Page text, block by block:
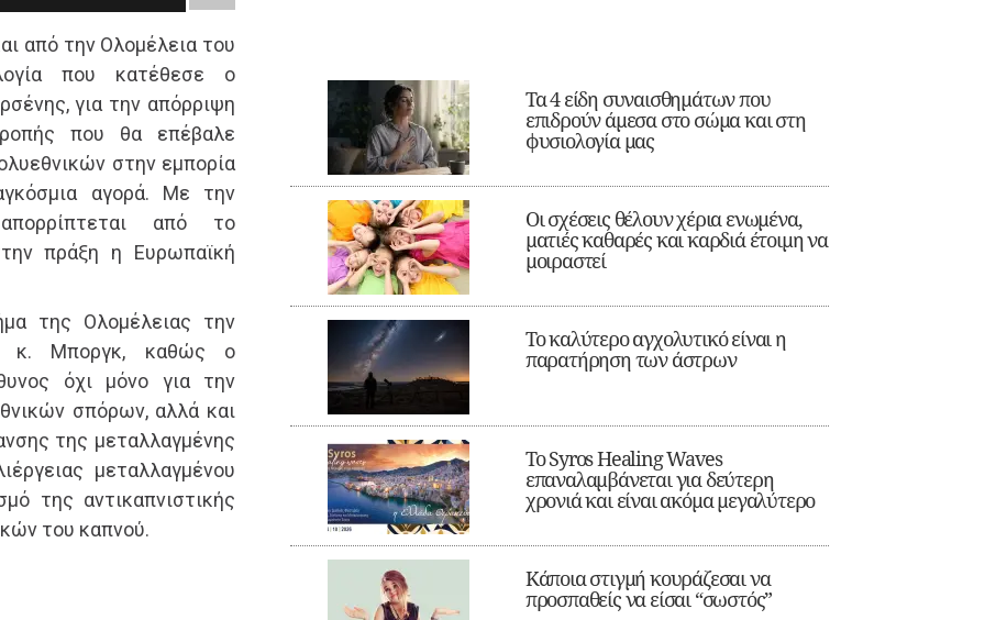
από την Ολομέλεια του
που κατέθεσε ο
για την απόρριψη
που θα επέβαλε
στην εμπορία
αγορά. Με την
από το
πράξη η Ευρωπαϊκή
της Ολομέλειας την
κ. Μποργκ, καθώς ο
όχι μόνο για την
σπόρων, αλλά και
της μεταλλαγμένης
μεταλλαγμένου
της αντικαπνιστικής
του καπνού.
Τα 4 είδη συναισθημάτων που
επιδρούν άμεσα στο σώμα και στη
φυσιολογία μας
Οι σχέσεις θέλουν χέρια ενωμένα,
ματιές καθαρές και καρδιά έτοιμη να
μοιραστεί
Το καλύτερο αγχολυτικό είναι η
παρατήρηση των άστρων
Το Syros Healing Waves
επαναλαμβάνεται για δεύτερη
χρονιά και είναι ακόμα μεγαλύτερο
Κάποια στιγμή κουράζεσαι να
προσπαθείς να είσαι “σωστός”